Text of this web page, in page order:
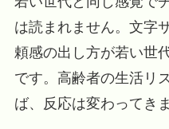
は読まれません。文字
頼感の出し方が若い世
です。高齢者の生活リ
ば、反応は変わってきま